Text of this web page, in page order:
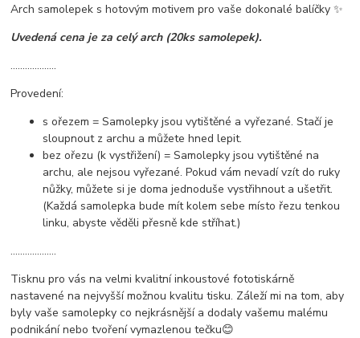
Arch samolepek s hotovým motivem pro vaše dokonalé balíčky ✨
Uvedená cena je za celý arch (20ks samolepek).
...................
Provedení:
s ořezem = Samolepky jsou vytištěné a vyřezané. Stačí je
sloupnout z archu a můžete hned lepit.
bez ořezu (k vystřižení) = Samolepky jsou vytištěné na
archu, ale nejsou vyřezané. Pokud vám nevadí vzít do ruky
nůžky, můžete si je doma jednoduše vystřihnout a ušetřit.
(Každá samolepka bude mít kolem sebe místo řezu tenkou
linku, abyste věděli přesně kde stříhat.)
...................
Tisknu pro vás na velmi kvalitní inkoustové fototiskárně
nastavené na nejvyšší možnou kvalitu tisku. Záleží mi na tom, aby
byly vaše samolepky co nejkrásnější a dodaly vašemu malému
podnikání nebo tvoření vymazlenou tečku😊